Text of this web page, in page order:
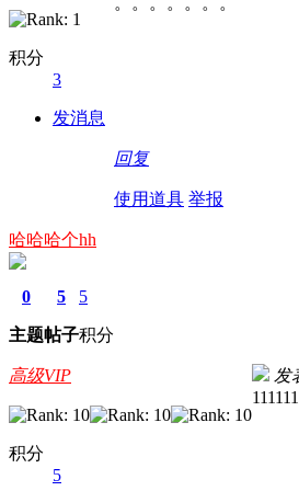
积分
3
发消息
回复
使用道具 举报
哈哈哈个hh
0
主题
5
帖子
5
积分
高级VIP
积分
5
发